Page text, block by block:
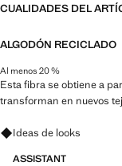
CUALIDADES DEL
ALGODÓN RECICLADO
Al menos 20 %
Esta fibra se obtiene a
transforman en nuevos
Pregunta por looks,
Ideas de looks
ASSISTANT